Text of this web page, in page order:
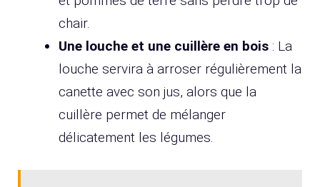
chair.
Une louche et une cuillère en bois : La
louche servira à arroser régulièrement la
canette avec son jus, alors que la
cuillère permet de mélanger
délicatement les légumes.